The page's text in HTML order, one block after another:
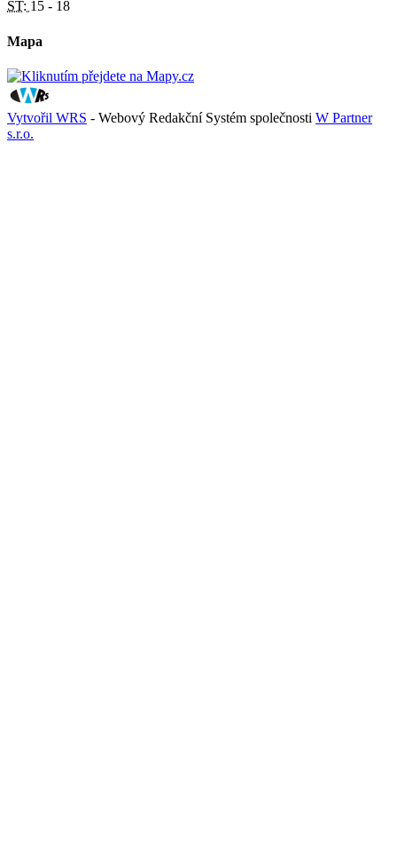
ST: 15 - 18
Mapa
Vytvořil WRS - Webový Redakční Systém společnosti W Partner
s.r.o.